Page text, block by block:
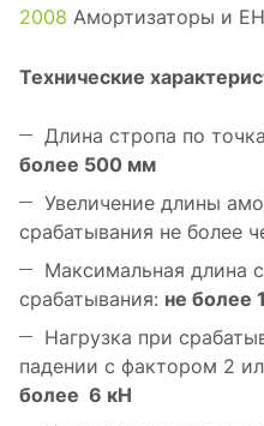
2008 Амортизаторы и
Технические
Длина стропа по
более 500 мм
Увеличение длины
срабатывания не более
Максимальная длина
срабатывания: не более
Нагрузка при
падении с фактором 2
более 6 кН